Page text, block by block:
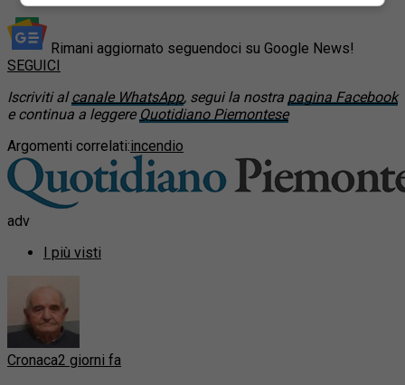
Rimani aggiornato seguendoci su Google News!
SEGUICI
Iscriviti alcanale WhatsApp, segui la nostra pagina Facebook
e continua a leggere Quotidiano Piemontese
Argomenti correlati:incendio
adv
I più visti
Cronaca2 giorni fa